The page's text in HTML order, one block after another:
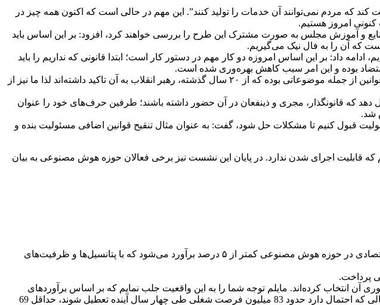
که مردم نمی‌توانند آن خدمات را تولید کنند”. این مهم در حالی است که اکنون همه چیز در
کنونی امروز هستیم.
و آموزش مجلس به صورت مشترک این طرح را بررسی خواهند کرد، افزود: بر این اساس باید
که آن را به فال نیک می‌گیریم.
داد: بر این اساس امروزه دو کار مهم در دستور کار است؛ ابتدا قانونی که نداریم را باید
متضاد بوده و این امر سبب کاهش بهره‌وری شده است.
قالیباف با اشاره به اینکه امروزه سامانه قانون‌یار در اختیار همه مردم و ذینفعان قرار دارد، تصریح کرد: تنقیح قوانین از جمله موضوعاتی بوده که از ۲۰ سال گذشته، رهبر انقلاب به آن تاکید داشته‌اند لذا ما نیز از
که قانونگذار، مجری و ذینفعان در آن حضور داشته باشند؛ طرفین حرف‌های خود را عنوان
شد.
قبول کنیم تا مشکلات حل شود، گفت: به عنوان مثال تنقیح قوانین اضافی مسئولیت بنده و
که قابلیت اجرای شدن ندارد. در پایان این نشست نیز برخی فعالان حوزه هوش مصنوعی به بیان
معاون اول رئیس‌جمهور گفت: در حال حاضر سهم جهان اسلام از تولید علم، توسعه فناوری و ارزش‌آفرینی اقتصادی در حوزه هوش مصنوعی کمتر از ۵ درصد برآورد می‌شود که با پتانسیل‌ها و ظرفیت‌های
پرداخت.
انتخاب کرده‌اند. مایلم توجه شما را به این واقعیت جلب نمایم که بر اساس برآوردهای
معتبر هوش مصنوعی چیزی حدود 40 تا 60 درصد از مشاغل سراسر جهان را، تحت تأثیر قرار خواهد داد و در حالی که احتمال دارد حدود 83 میلیون فرصت شغلی طی چهار سال آینده تعطیل شوند، حداقل 69